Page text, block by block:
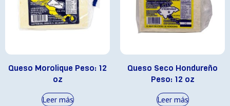
Queso Morolique Peso: 12
oz
Leer más
Queso Seco Hondureño
Peso: 12 oz
Leer más